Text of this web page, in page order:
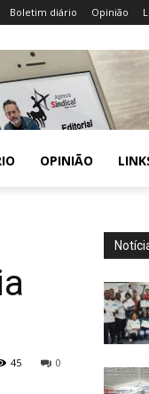
Boletim diário Opinião
OPINIÃO
0
45